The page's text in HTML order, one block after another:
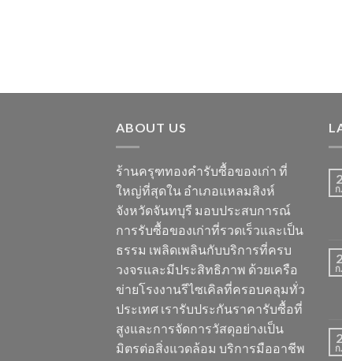
ABOUT US
ร้านครุฑทองคำรับซื้อของเก่า ที่
ใหญ่ที่สุดใน อำเภอแหลมสิงห์
จังหวัดจันทบุรี มอบประสบการณ์
การรับซื้อของเก่าที่รวดเร็วและเป็น
ธรรม เพลิดเพลินกับบริการที่ครบ
วงจรและมีประสิทธิภาพ ด้วยเครือ
ข่ายโรงงานรีไซเคิลที่ครอบคลุมทั่ว
ประเทศ เรารับประกันราคารับซื้อที่
สูงและการจัดการวัสดุอย่างเป็น
มิตรต่อสิ่งแวดล้อม บริการมืออาชีพ
ก
ก
ก